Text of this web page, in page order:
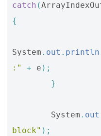
catch (
{
System . out . println
:"
+ e );
}
System . out
block" );